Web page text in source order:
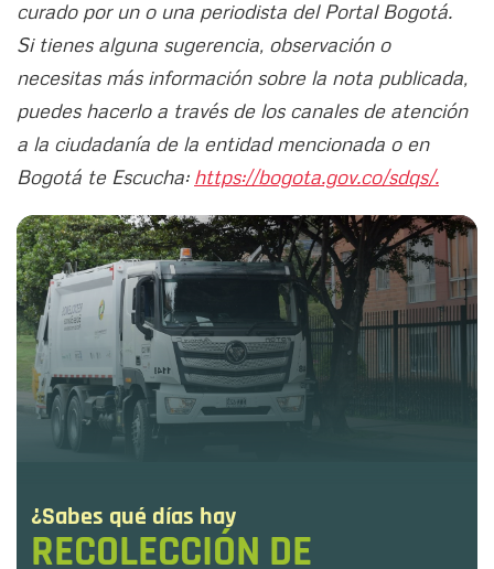
curado por un o una periodista del Portal Bogotá.
Si tienes alguna sugerencia, observación o
necesitas más información sobre la nota publicada,
puedes hacerlo a través de los canales de atención
a la ciudadanía de la entidad mencionada o en
Bogotá te Escucha: https://bogota.gov.co/sdqs/.
¿Sabes qué días hay
RECOLECCIÓN DE